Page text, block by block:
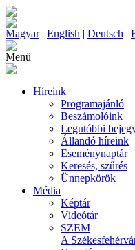
Magyar| English | Deutsch |
Menü
Híreink
Programajánló
Beszámolóink
Legutóbbi
Állandó híreink
Eseménynaptár
Keresés, szűrés
Ünnepkörök
Média
Képtár
Videótár
SZEM
A